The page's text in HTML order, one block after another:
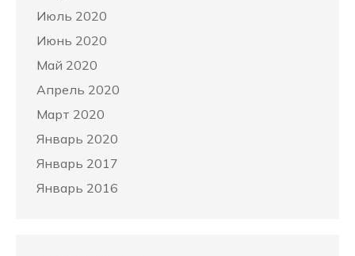
Июль 2020
Июнь 2020
Май 2020
Апрель 2020
Март 2020
Январь 2020
Январь 2017
Январь 2016